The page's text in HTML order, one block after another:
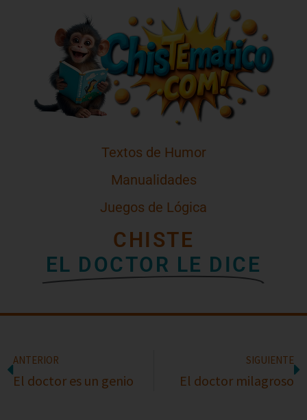
Textos de Humor
Manualidades
Juegos de Lógica
CHISTE
EL DOCTOR LE DICE
ANTERIOR
El doctor es un genio
SIGUIENTE
El doctor milagroso